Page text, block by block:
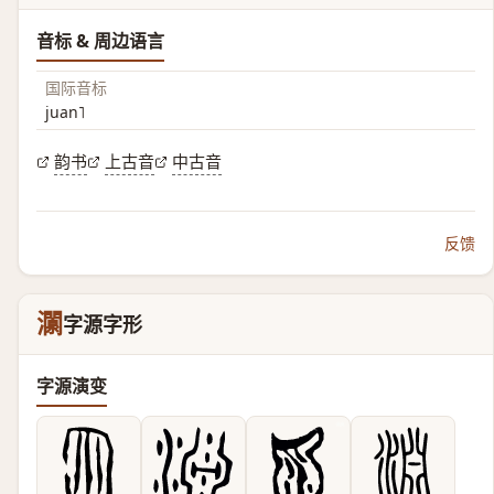
音标 & 周边语言
国际音标
juan˥
韵书 上古音 中古音
反馈
灁字源字形
字源演变